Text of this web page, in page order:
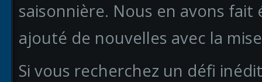
saisonnière. Nous en avons
ajouté de nouvelles avec la
Si vous recherchez un défi